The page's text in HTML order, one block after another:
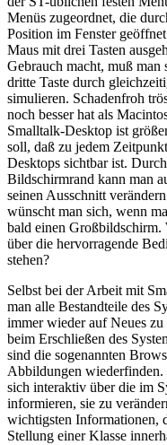
Menüs zugeordnet, die
Position im Fenster
Maus mit drei Tasten
Gebrauch macht, muß
dritte Taste durch
simulieren. Schadenfroh
noch besser hat als
Smalltalk-Desktop ist
soll, daß zu jedem
Desktops sichtbar ist.
Bildschirmrand kann man
seinen Ausschnitt
wünscht man sich, wenn
bald einen Großbildschirm.
über die hervorragende
stehen?
Selbst bei der Arbeit mit
man alle Bestandteile des
immer wieder auf Neues
beim Erschließen des
sind die sogenannten
Abbildungen
sich interaktiv über die im
informieren, sie zu
wichtigsten Informationen,
Stellung einer Klasse